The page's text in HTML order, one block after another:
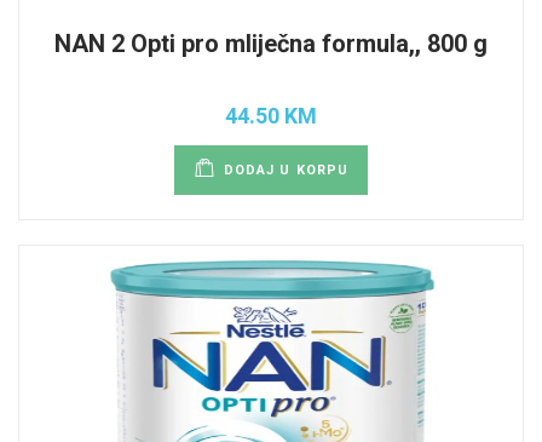
NAN 2 Opti pro mliječna formula,, 800 g
44.50 KM
DODAJ U KORPU